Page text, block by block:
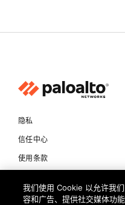
隐私
信任中心
使用条款
我们使用 Cookie 以允许我
容和广告、提供社交媒体功